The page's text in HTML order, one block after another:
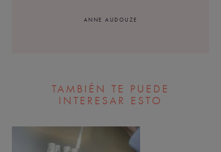
ANNE AUDOUZE
TAMBIÉN TE PUEDE
INTERESAR ESTO